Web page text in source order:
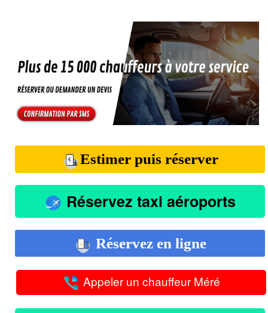
Estimer puis réserver
Réservez taxi aéroports
Réservez en ligne
Appeler un chauffeur Méré